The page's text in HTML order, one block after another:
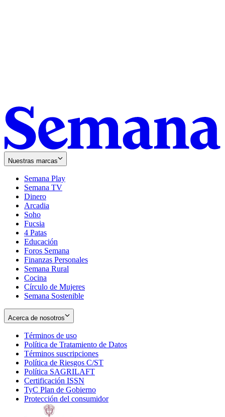
Nuestras marcas
Semana Play
Semana TV
Dinero
Arcadia
Soho
in
new
window
Fucsia
in
new
window
4 Patas
Educación
Foros Semana
Finanzas Personales
Semana Rural
Cocina
Círculo de Mujeres
Semana Sostenible
Acerca de nosotros
Términos de uso
in
new
window
Política de Tratamiento de Datos
Términos suscripciones
in
Política de Riesgos C/ST
Política SAGRILAFT
new
window
Certificación ISSN
in
new
TyC Plan de Gobierno
in
Protección del consumidorOpens